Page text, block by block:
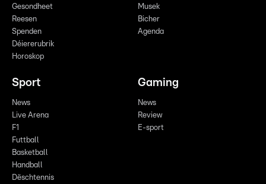
Gesondheet
Reesen
Spenden
Déiererubrik
Horoskop
Musek
Bicher
Agenda
Sport
News
Live Arena
F1
Futtball
Basketball
Handball
Dëschtennis
Gaming
News
Review
E-sport